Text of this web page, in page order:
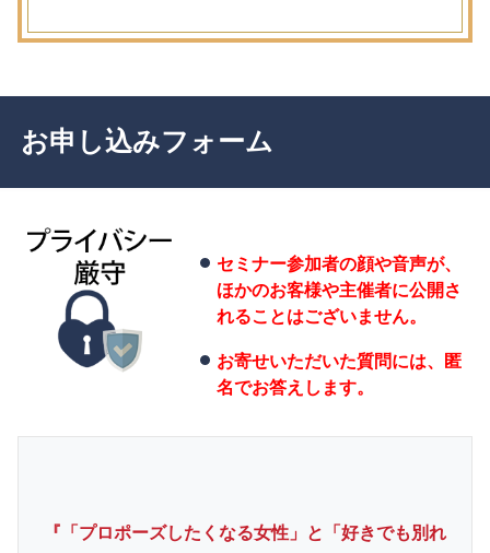
お申し込みフォーム
セミナー参加者の顔や音声が、
ほかのお客様や主催者に公開さ
れることはございません。
お寄せいただいた質問には、匿
名でお答えします。
『「プロポーズしたくなる女性」と「好きでも別れ